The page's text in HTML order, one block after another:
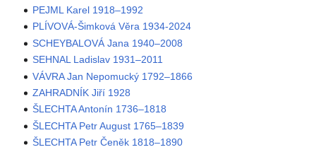
PEJML Karel 1918–1992
PLÍVOVÁ-Šimková Věra 1934-2024
SCHEYBALOVÁ Jana 1940–2008
SEHNAL Ladislav 1931–2011
VÁVRA Jan Nepomucký 1792–1866
ZAHRADNÍK Jiří 1928
ŠLECHTA Antonín 1736–1818
ŠLECHTA Petr August 1765–1839
ŠLECHTA Petr Čeněk 1818–1890